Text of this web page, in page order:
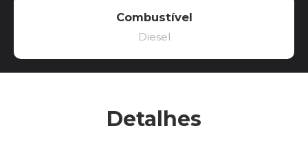
Combustível
Diesel
Detalhes